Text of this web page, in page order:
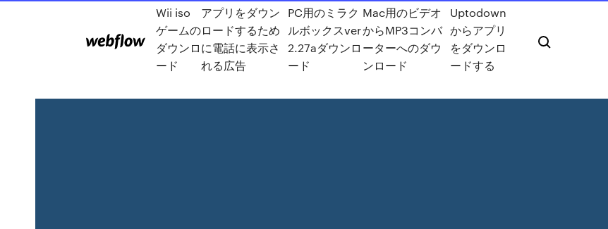
Wii iso
ゲームの
ダウンロ
ード
アプリをダウン
ロードするため
に電話に表示さ
れる広告
PC用のミラク
ルボックスver
2.27aダウンロ
ード
Mac用のビデオ
からMP3コンバ
ーターへのダウ
ンロード
Uptodown
からアプリ
をダウンロ
ードする